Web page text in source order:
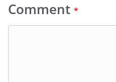
Comment *